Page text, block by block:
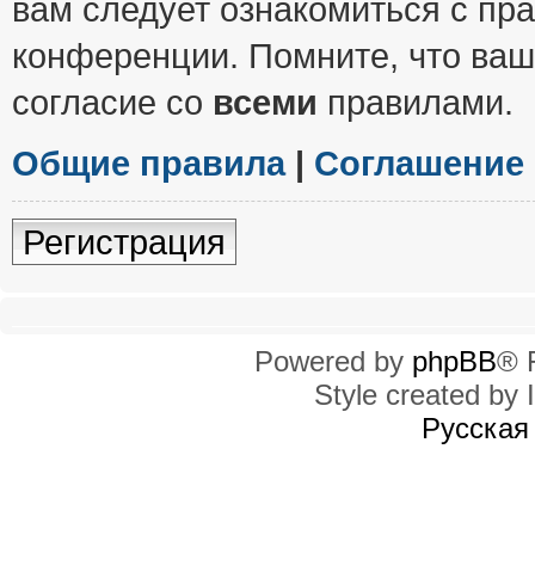
вам следует ознакомиться с
конференции. Помните, что
согласие со всеми правилами.
Общие правила|
Регистрация
Powered by phpBB®
Style created by